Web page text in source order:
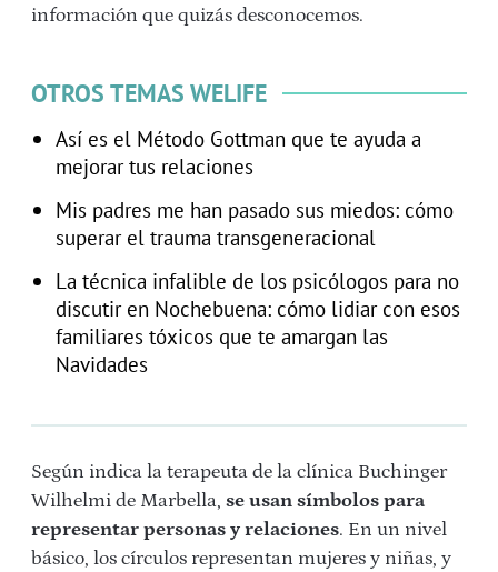
información que quizás desconocemos.
OTROS TEMAS WELIFE
Así es el Método Gottman que te ayuda a
mejorar tus relaciones
Mis padres me han pasado sus miedos: cómo
superar el trauma transgeneracional
La técnica infalible de los psicólogos para no
discutir en Nochebuena: cómo lidiar con esos
familiares tóxicos que te amargan las
Navidades
Según indica la terapeuta de la clínica Buchinger
Wilhelmi de Marbella, se usan símbolos para
representar personas y relaciones. En un nivel
básico, los círculos representan mujeres y niñas, y